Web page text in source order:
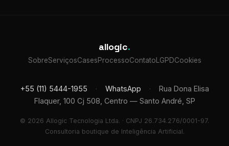
allogic.
SobreServiçosCasesProcessoContatoLGPDCookies
+55 (11) 5444-1955 · WhatsApp ·
Rua Dona Elisa
Flaquer, 100 Cj 508, Centro — Santo André, SP
© 2026 Allogic Tecnologia Ltda. · CNPJ 26.734.276/0001-97.
Consultoria boutique de Inteligência Artificial.